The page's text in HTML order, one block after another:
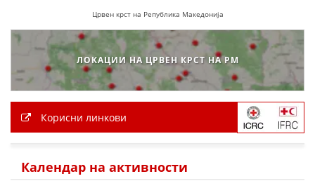
ФОРМУЛАРИ ЗА БАРАЊА
ЗДРАВСТВЕНО ПРЕВЕНТИВНА ДЕЈНОСТ
ПРВА ПОМОШ
Црвен крст на Република Македонија
ЛОКАЦИИ НА ЦРВЕН КРСТ НА РМ
Корисни линкови
Календар на активности